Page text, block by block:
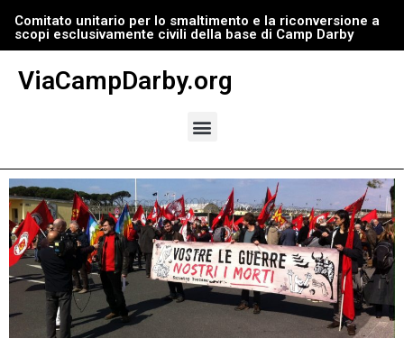
Vai
al
contenuto
Comitato unitario per lo smaltimento e la riconversione a
scopi esclusivamente civili della base di Camp Darby
ViaCampDarby.org